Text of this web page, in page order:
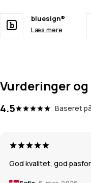
bluesign®
Læs mere
Vurderinger
4.5 Baseret på
God kvalitet, god